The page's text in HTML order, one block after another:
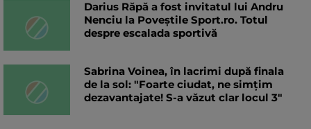
Darius Răpă a fost invitatul lui Andru
Nenciu la Poveștile Sport.ro. Totul
despre escalada sportivă
Sabrina Voinea, în lacrimi după finala
de la sol: "Foarte ciudat, ne simțim
dezavantajate! S-a văzut clar locul 3"